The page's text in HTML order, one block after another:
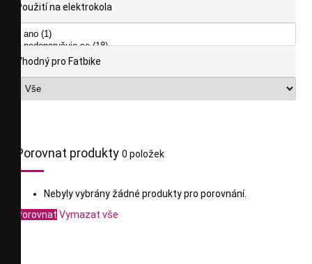
Použití na elektrokola
Vhodný pro Fatbike
Porovnat produkty 0 položek
Nebyly vybrány žádné produkty pro porovnání.
Porovnat Vymazat vše